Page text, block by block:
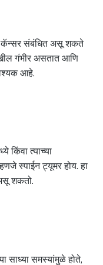
कॅन्सर संबंधित असू शकते
गंभीर असतात आणि
आहे.
किंवा त्याच्या
स्पाईन ट्यूमर होय. हा
शकतो.
साध्या समस्यांमुळे होते,